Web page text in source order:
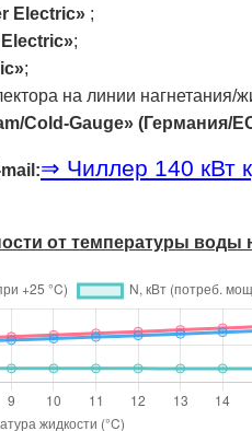
Electric» ;
;
;
на линии нагнетания/
Cold-Gauge» (Германия/
mail:⇒ Чиллер 140 кВт
от температуры